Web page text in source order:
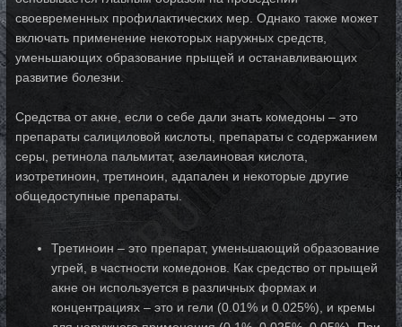
своевременных профилактических мер. Однако также может
включать применение некоторых наружных средств,
уменьшающих образование прыщей и останавливающих
развитие болезни.
Средства от акне, если о себе дали знать комедоны – это
препараты салициловой кислоты, препараты с содержанием
серы, ретинола пальмитат, азелаиновая кислота,
изотретиноин, третиноин, адапален и некоторые другие
общедоступные препараты.
Третиноин – это препарат, уменьшающий образование
угрей, в частности комедонов. Как средство от прыщей
акне он используется в различных формах и
концентрациях – это и гели (0.01% и 0.025%), и кремы